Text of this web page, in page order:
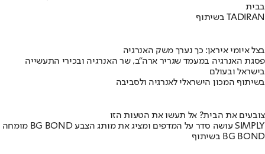
בבית
בשיתוף TADIRAN
בצל איומי איראן: כך נערך משק האנרגיה
פסגת האנרגיה במעמד שגריר ארה"ב, שר האנרגיה ובכירי התעשייה
בישראל ובעולם
בשיתוף המכון הישראלי לאנרגיה ולסביבה
צובעים את הבית? אל תעשו את הטעות הזו
מומחה BG BOND עושה סדר על המדפים ומציג את מותג הצבע SIMPLY
בשיתוף BG BOND